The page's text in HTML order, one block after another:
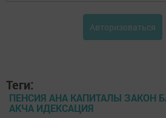
Авторизоваться
Теги:
ПЕНСИЯ АНА КАПИТАЛЫ ЗАКОН
АКЧА ИДЕКСАЦИЯ